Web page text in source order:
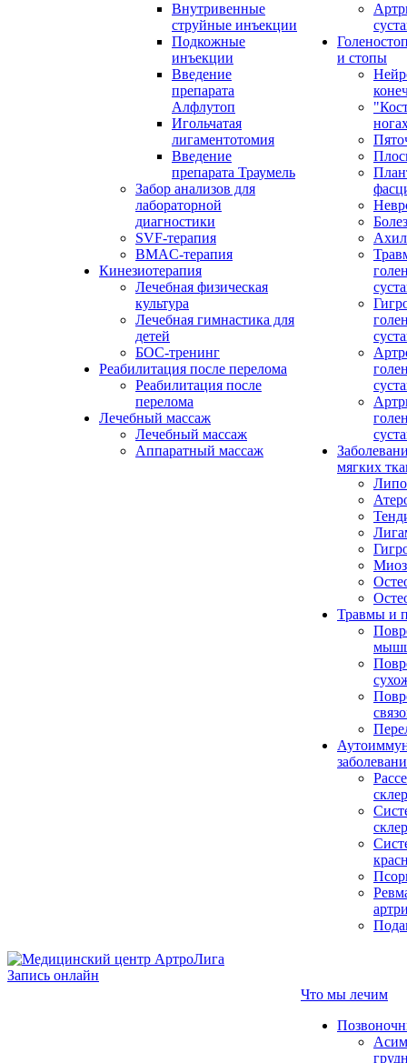
Внутривенные
струйные инъекции
Подкожные
инъекции
Введение
препарата
Алфлутоп
Игольчатая
лигаментотомия
Введение
препарата Траумель
Забор анализов для
лабораторной
диагностики
SVF-терапия
BMAC-терапия
Кинезиотерапия
Лечебная физическая
культура
Лечебная гимнастика для
детей
БОС-тренинг
Реабилитация после перелома
Реабилитация после
перелома
Лечебный массаж
Лечебный массаж
Аппаратный массаж
и стопы
мягких
Травмы и
Запись онлайн
Что мы лечим